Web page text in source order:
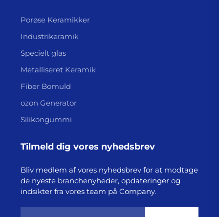
Porøse Keramikker
Industrikeramik
Specielt glas
Metalliseret Keramik
Fiber Bomuld
ozon Generator
Silikongummi
Tilmeld dig vores nyhedsbrev
Bliv medlem af vores nyhedsbrev for at modtage
de nyeste branchenyheder, opdateringer og
indsikter fra vores team på Company.